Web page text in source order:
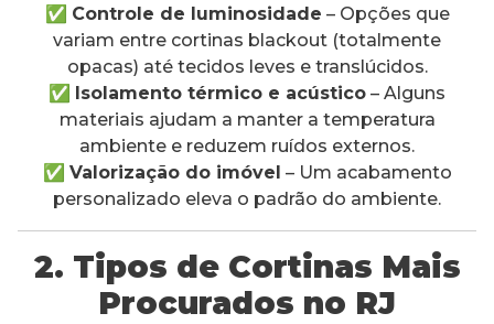
✅ Controle de luminosidade – Opções que
variam entre cortinas blackout (totalmente
opacas) até tecidos leves e translúcidos.
✅
Isolamento térmico e acústico – Alguns
materiais ajudam a manter a temperatura
ambiente e reduzem ruídos externos.
✅ Valorização do imóvel – Um acabamento
personalizado eleva o padrão do ambiente.
2. Tipos de Cortinas Mais
Procurados no RJ